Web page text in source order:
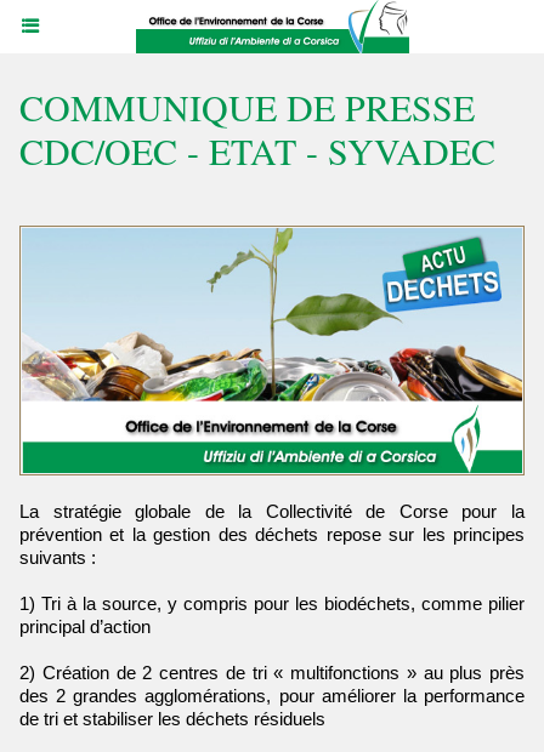
COMMUNIQUE DE PRESSE
CDC/OEC - ETAT - SYVADEC
La stratégie globale de la Collectivité de Corse pour la
prévention et la gestion des déchets repose sur les principes
suivants :
1) Tri à la source, y compris pour les biodéchets, comme pilier
principal d’action
2) Création de 2 centres de tri « multifonctions » au plus près
des 2 grandes agglomérations, pour améliorer la performance
de tri et stabiliser les déchets résiduels